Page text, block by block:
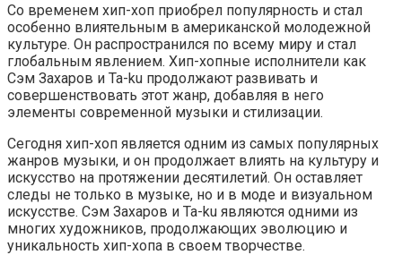
Со временем хип-хоп приобрел популярность и стал
особенно влиятельным в американской молодежной
культуре. Он распространился по всему миру и стал
глобальным явлением. Хип-хопные исполнители как
Сэм Захаров и Ta-ku продолжают развивать и
совершенствовать этот жанр, добавляя в него
элементы современной музыки и стилизации.
Сегодня хип-хоп является одним из самых популярных
жанров музыки, и он продолжает влиять на культуру и
искусство на протяжении десятилетий. Он оставляет
следы не только в музыке, но и в моде и визуальном
искусстве. Сэм Захаров и Ta-ku являются одними из
многих художников, продолжающих эволюцию и
уникальность хип-хопа в своем творчестве.